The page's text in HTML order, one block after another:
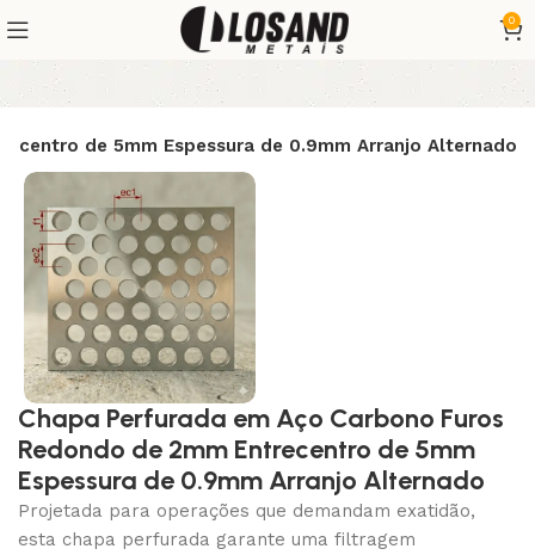
0
de 5mm Espessura de 0.9mm Arranjo Alternado
Chapa Perfurada em Aço Carbono Furos
Redondo de 2mm Entrecentro de 5mm
Espessura de 0.9mm Arranjo Alternado
Projetada para operações que demandam exatidão,
esta chapa perfurada garante uma filtragem